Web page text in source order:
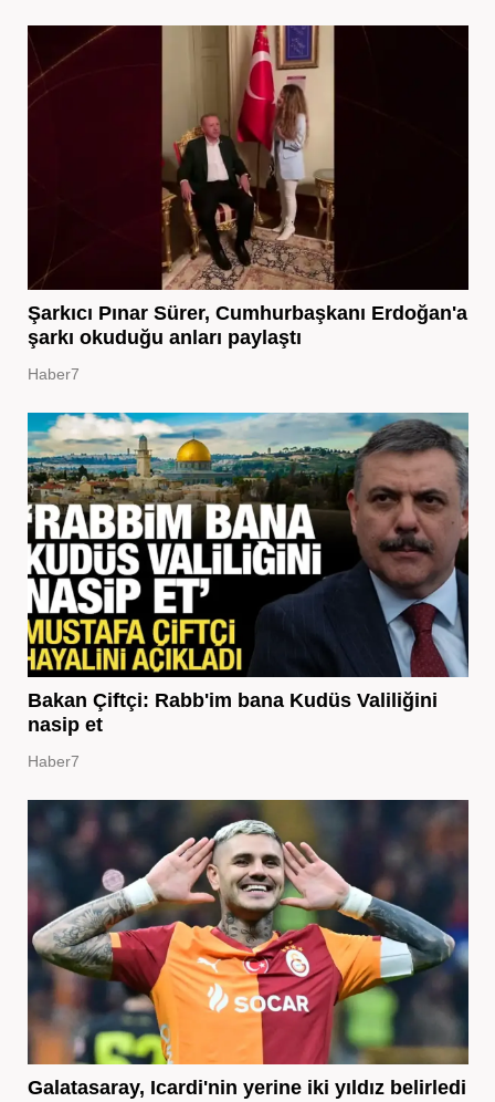
Şarkıcı Pınar Sürer, Cumhurbaşkanı Erdoğan'a
şarkı okuduğu anları paylaştı
Haber7
Bakan Çiftçi: Rabb'im bana Kudüs Valiliğini
nasip et
Haber7
Galatasaray, Icardi'nin yerine iki yıldız belirledi